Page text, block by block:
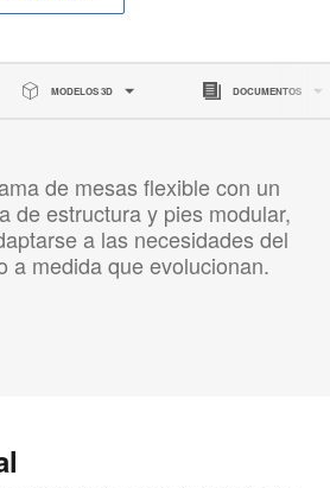
MODELOS 3D DOCUMENTOS
de mesas flexible con un
de estructura y pies modular,
a las necesidades del
a medida que evolucionan.